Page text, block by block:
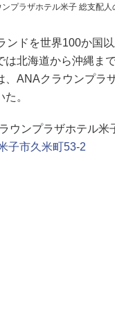
プラザホテル米子 総支配人
ドを世界100か国
は北海道から沖縄ま
、ANAクラウンプラ
。
ウンプラザホテル米
子市久米町53-2